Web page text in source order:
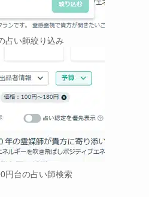
占い師絞り込み
円台の占い師検索